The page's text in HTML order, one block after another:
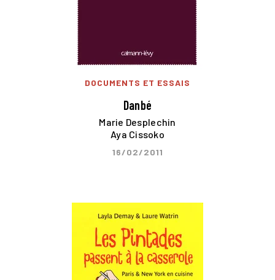
DOCUMENTS ET ESSAIS
Danbé
Marie Desplechin
Aya Cissoko
16/02/2011